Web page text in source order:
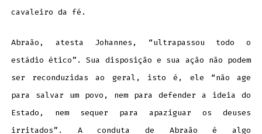
cavaleiro da fé.
Abraão, atesta Johannes, “ultrapassou todo o
estádio ético”. Sua disposição e sua ação não podem
ser reconduzidas ao geral, isto é, ele “não age
para salvar um povo, nem para defender a ideia do
Estado, nem sequer para apaziguar os deuses
irritados”. A conduta de Abraão é algo